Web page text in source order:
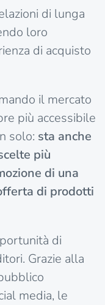
di lunga
loro
di acquisto
il mercato
più accessibile
solo: sta anche
più
di una
di prodotti
di
Grazie alla
media, le